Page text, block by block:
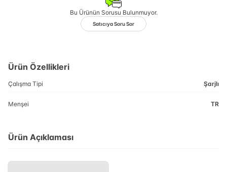
Bu Ürünün Sorusu Bulunmuyor.
Satıcıya Soru Sor
Ürün Özellikleri
Çalışma Tipi Şarjlı
Menşei TR
Ürün Açıklaması